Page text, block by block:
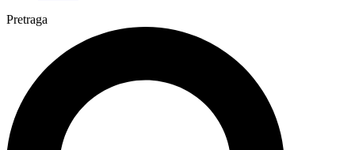
Pretraga